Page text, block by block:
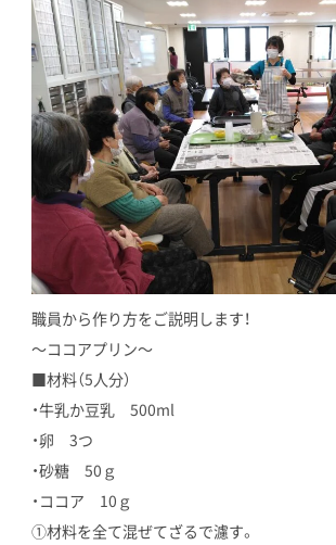
職員から作り方をご説明します！
～ココアプリン～
■材料（5人分）
・牛乳か豆乳 500ml
・卵 3つ
・砂糖 50ｇ
・ココア 10ｇ
①材料を全て混ぜてざるで濾す。